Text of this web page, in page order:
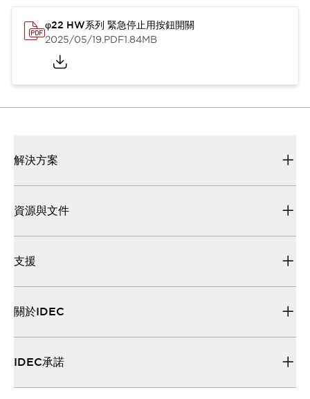
φ22 HW系列 緊急停止用按鈕開關
2025/05/19.PDF1.84MB
解決方案
資源與文件
支援
關於IDEC
IDEC承諾